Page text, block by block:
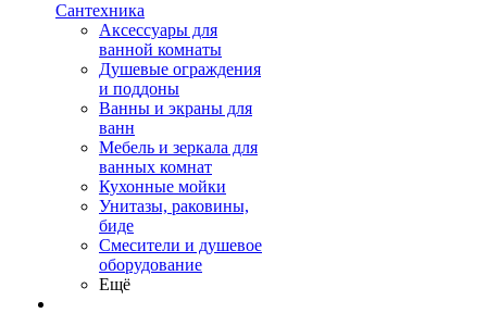
Сантехника
Аксессуары для
ванной комнаты
Душевые ограждения
и поддоны
Ванны и экраны для
ванн
Мебель и зеркала для
ванных комнат
Кухонные мойки
Унитазы, раковины,
биде
Смесители и душевое
оборудование
Ещё